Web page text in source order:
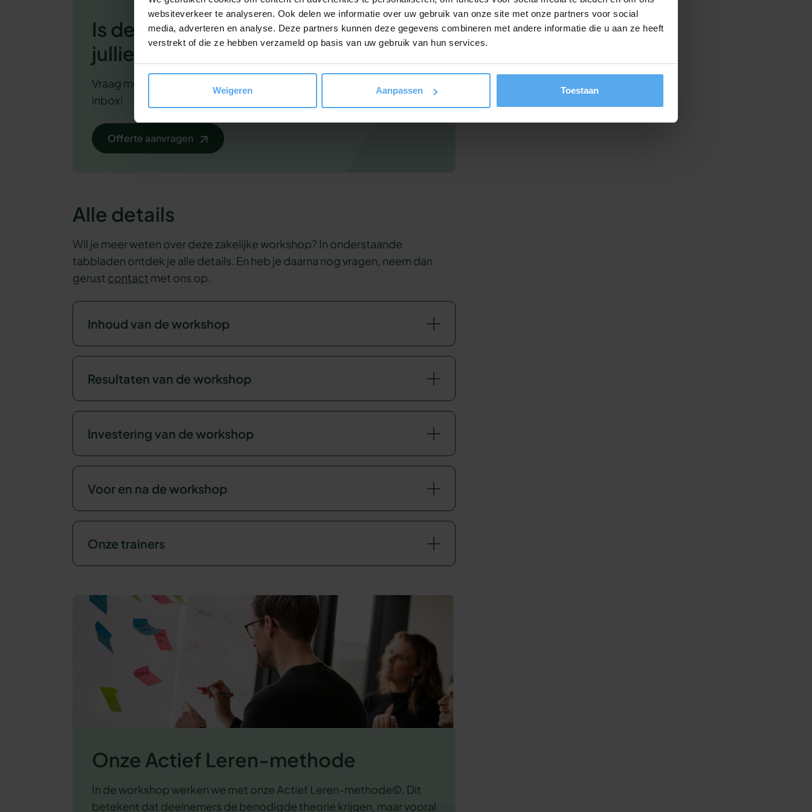
websiteverkeer te analyseren. Ook delen we informatie over uw gebruik van onze site met onze partners voor social
media, adverteren en analyse. Deze partners kunnen deze gegevens combineren met andere informatie die u aan ze heeft
verstrekt of die ze hebben verzameld op basis van uw gebruik van hun services.
Weigeren Aanpassen Toestaan
Is deze workshop interessant voor
jullie?
Vraag meteen een
inbox!
Offerte aanvragen
Alle details
Wil je meer weten over deze zakelijke workshop? In onderstaande
tabbladen ontdek je alle details. En heb je daarna nog vragen, neem dan
gerust contact met ons op.
Inhoud van de workshop
Resultaten van de workshop
Investering van de workshop
Voor en na de workshop
Onze trainers
Onze Actief Leren-methode
In de workshop werken we met onze Actief Leren-methode©. Dit
betekent dat deelnemers de benodigde theorie krijgen, maar vooral